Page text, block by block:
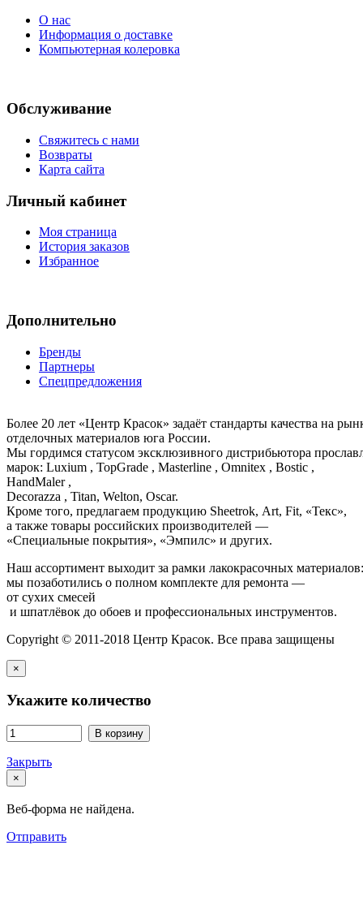
О нас
Информация о доставке
Компьютерная колеровка
Обслуживание
Свяжитесь с нами
Возвраты
Карта сайта
Личный кабинет
Моя страница
История заказов
Избранное
Дополнительно
Бренды
Партнеры
Спецпредложения
Более 20 лет «Центр Красок» задаёт стандарты качества на
отделочных материалов юга России.
Мы гордимся статусом эксклюзивного дистрибьютора
марок: Luxium , TopGrade , Masterline , Omnitex , Bostic ,
HandMaler ,
Decorazza , Titan, Welton, Oscar.
Кроме того, предлагаем продукцию Sheetrok, Art, Fit, «Текс»,
а также товары российских производителей —
«Специальные покрытия», «Эмпилс» и других.
Наш ассортимент выходит за рамки лакокрасочных
мы позаботились о полном комплекте для ремонта —
от сухих смесей
и шпатлёвок до обоев и профессиональных инструментов.
Copyright © 2011-2018 Центр Красок. Все права защищены
×
Укажите количество
В корзину
Закрыть
×
Веб-форма не найдена.
Отправить